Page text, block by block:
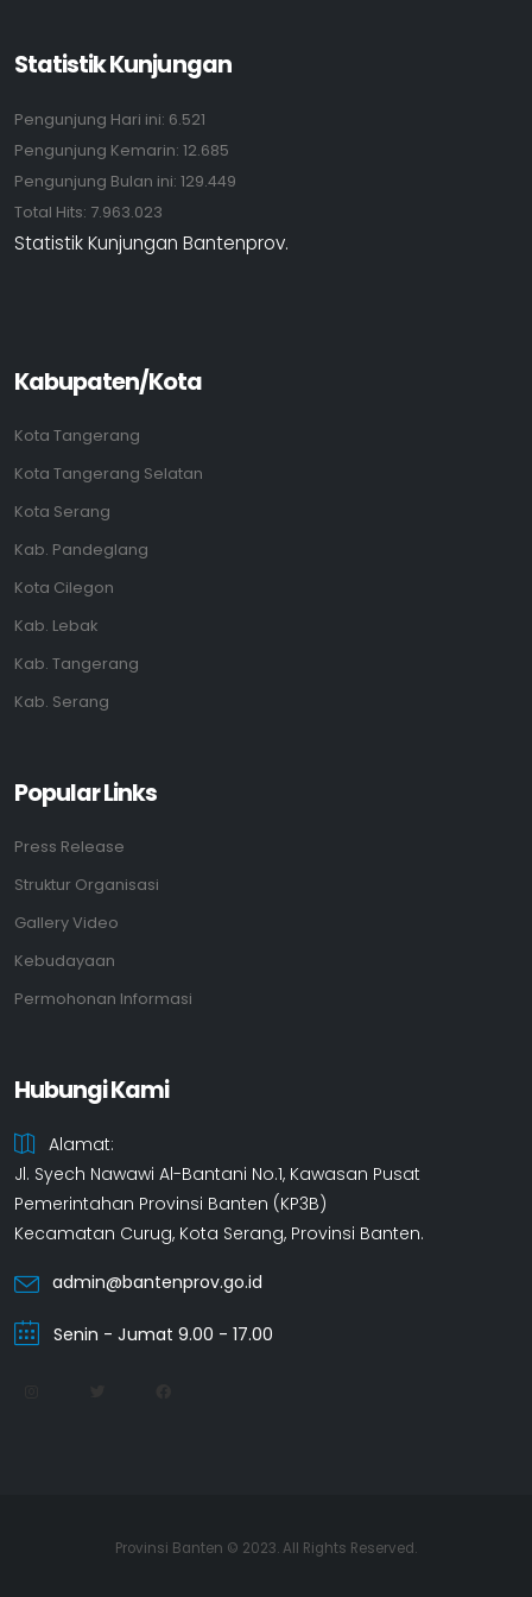
Statistik Kunjungan
Pengunjung Hari ini: 6.521
Pengunjung Kemarin: 12.685
Pengunjung Bulan ini: 129.449
Total Hits: 7.963.023
Statistik Kunjungan Bantenprov.
Kabupaten/Kota
Kota Tangerang
Kota Tangerang Selatan
Kota Serang
Kab. Pandeglang
Kota Cilegon
Kab. Lebak
Kab. Tangerang
Kab. Serang
Popular Links
Press Release
Struktur Organisasi
Gallery Video
Kebudayaan
Permohonan Informasi
Hubungi Kami
Alamat:
Jl. Syech Nawawi Al-Bantani No.1, Kawasan Pusat
Pemerintahan Provinsi Banten (KP3B)
Kecamatan Curug, Kota Serang, Provinsi Banten.
admin@bantenprov.go.id
Senin - Jumat 9.00 - 17.00
Provinsi Banten © 2023. All Rights Reserved.